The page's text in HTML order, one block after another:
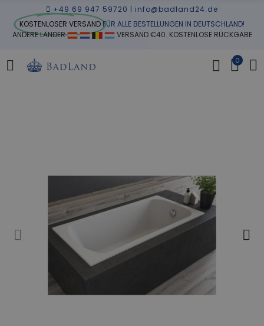
+49 69 947 59720 | info@badland24.de
KOSTENLOSER VERSANDFÜR ALLE BESTELLUNGEN IN DEUTSCHLAND!
ANDERE LÄNDER
VERSAND €40. KOSTENLOSE RÜCKGABE
0